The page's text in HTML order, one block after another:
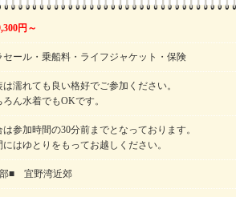
円～
セール・乗船料・ライフジャケット・保険
は濡れても良い格好でご参加ください。
ろん水着でもOKです。
は参加時間の30分前までとなっております。
にはゆとりをもってお越しください。
■ 宜野湾近郊